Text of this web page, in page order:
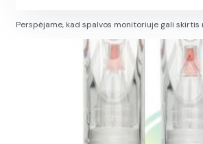
Perspėjame, kad spalvos monitoriuje gali skirtis